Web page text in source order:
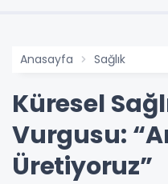
Anasayfa Sağlık
Küresel
Vurgusu:
Üretiyoruz”